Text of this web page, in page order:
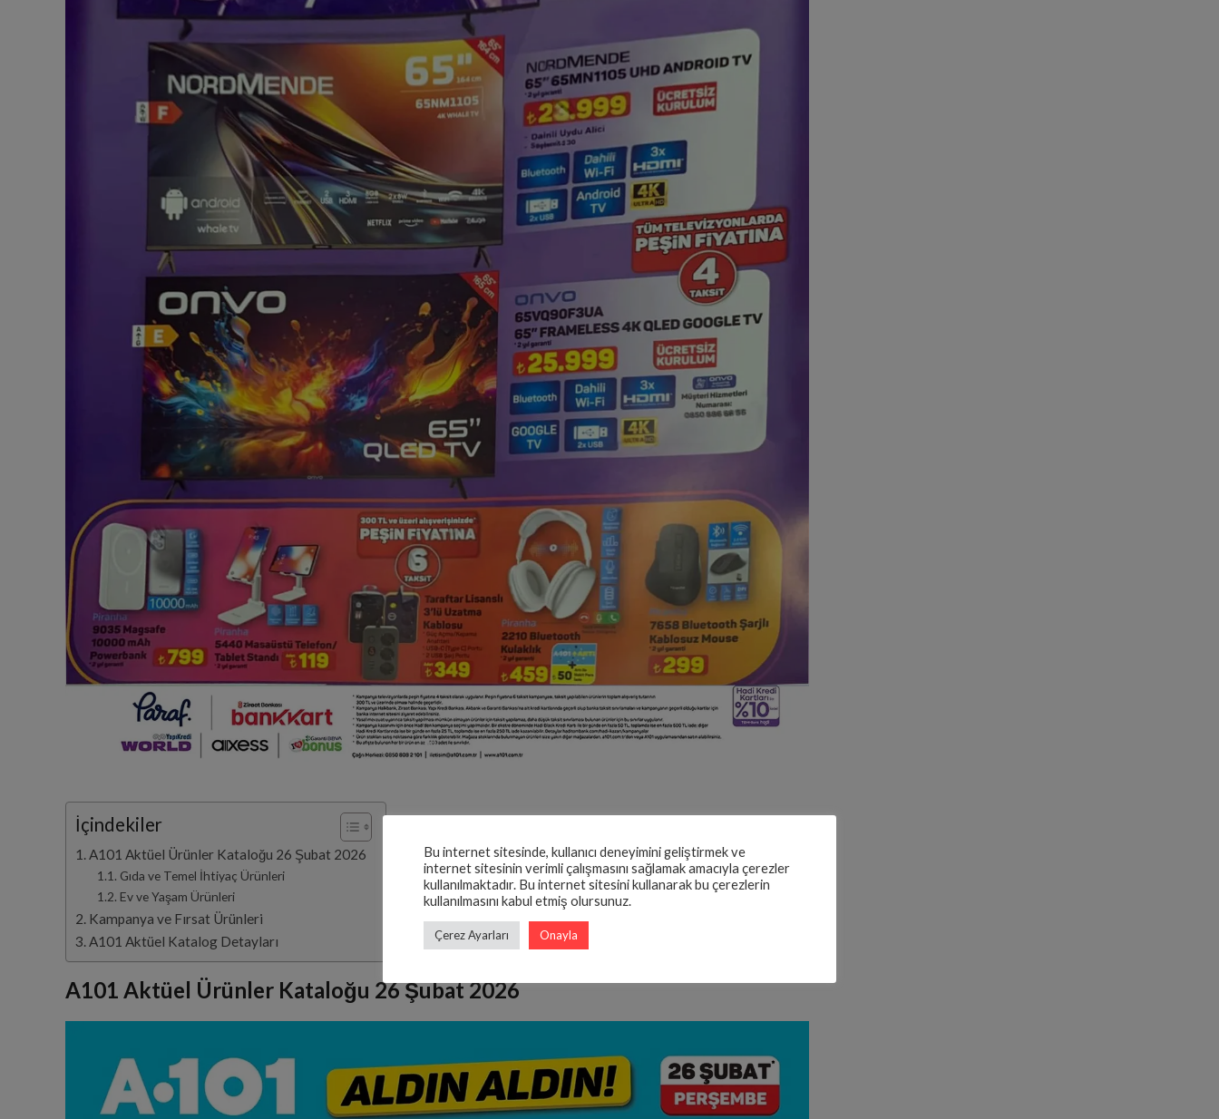
İçindekiler
A101 Aktüel Ürünler Kataloğu 26 Şubat 2026
Gıda ve Temel İhtiyaç Ürünleri
Ev ve Yaşam Ürünleri
Kampanya ve Fırsat Ürünleri
A101 Aktüel Katalog Detayları
A101 Aktüel Ürünler Kataloğu 26 Şubat 2026
Bu internet sitesinde, kullanıcı deneyimini geliştirmek ve
internet sitesinin verimli çalışmasını sağlamak amacıyla çerezler
kullanılmaktadır. Bu internet sitesini kullanarak bu çerezlerin
kullanılmasını kabul etmiş olursunuz.
Çerez Ayarları Onayla